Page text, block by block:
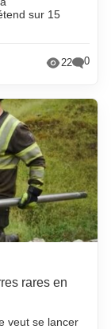
sur 15
22 0
rares en
veut se lancer